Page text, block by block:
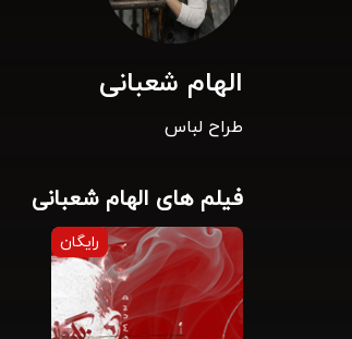
الهام شعبانی
طراح لباس
فیلم های الهام شعبانی
رایگان